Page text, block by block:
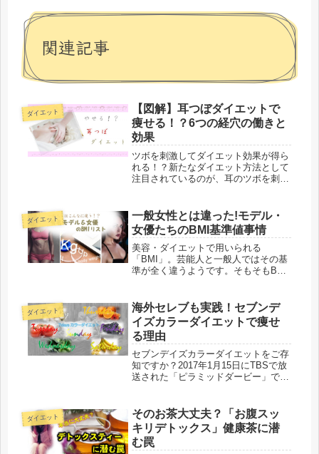
関連記事
ダイエット
【図解】耳つぼダイエットで
痩せる！？6つの経穴の働きと
効果
ツボを刺激してダイエット効果が得ら
れる！？新たなダイエット方法として
注目されているのが、耳のツボを刺激
心臓」と呼ばれているのはご存知だと
思います。足つぼマッサージは痛い反
面...
ダイエット
一般女性とは違った!モデル・
女優たちのBMI基準値事情
美容・ダイエットで用いられる
「BMI」。芸能人と一般人ではその基
準が全く違うようです。そもそもBMI
値をリストアップしてご紹介します。
ダイエット
海外セレブも実践！セブンデ
イズカラーダイエットで痩せ
る理由
セブンデイズカラーダイエットをご存
知ですか？2017年1月15日にTBSで放
送された「ピラミッドダービー」で取
のダイエット方法というわけではあり
ません。2014年にも某ニュ...
ダイエット
そのお茶大丈夫？「お腹スッ
キリデトックス」健康茶に潜
む罠